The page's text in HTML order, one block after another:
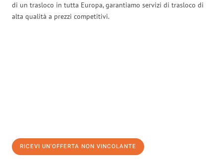
di un trasloco in tutta Europa, garantiamo servizi di trasloco di
alta qualità a prezzi competitivi.
RICEVI UN'OFFERTA NON VINCOLANTE